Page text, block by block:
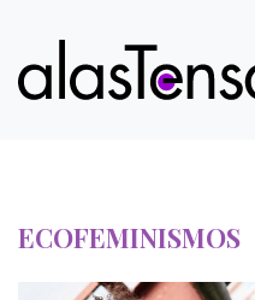
ECOFEMINISMOS